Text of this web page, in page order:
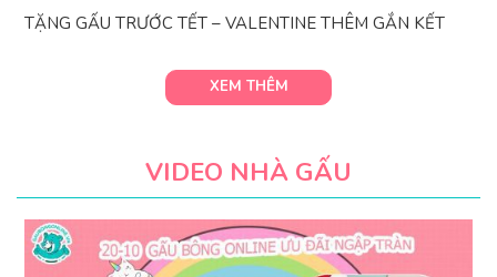
KẾT
Có Gấu Là Có Tất – Đón Noel Cực Chất Cùng Gấu
XEM THÊM
VIDEO NHÀ GẤU